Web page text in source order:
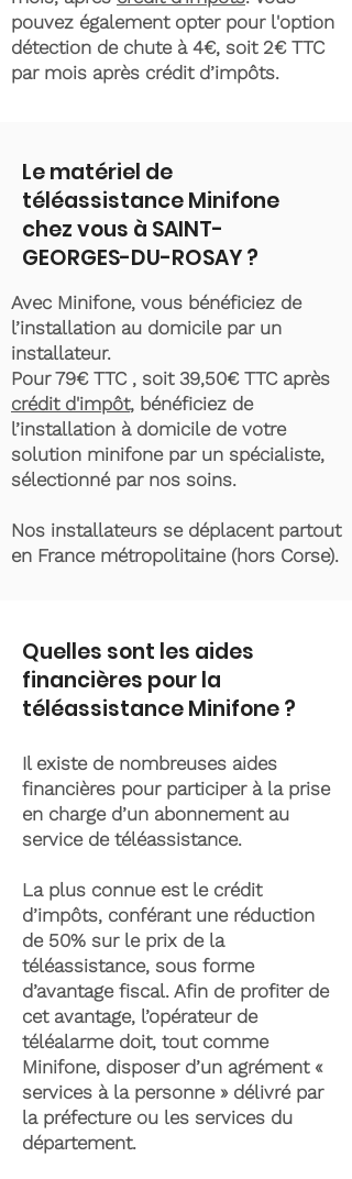
pouvez également opter pour l'option
détection de chute à 4€, soit 2€ TTC
par mois après crédit d’impôts.
Le matériel de
téléassistance Minifone
chez vous à SAINT-
GEORGES-DU-ROSAY ?
Avec Minifone, vous bénéficiez de
l’installation au domicile par un
installateur.
Pour 79€ TTC , soit 39,50€ TTC après
crédit d'impôt, bénéficiez de
l’installation à domicile de votre
solution minifone par un spécialiste,
sélectionné par nos soins.
Nos installateurs se déplacent partout
en France métropolitaine (hors Corse).
Quelles sont les aides
financières pour la
téléassistance Minifone ?
Il existe de nombreuses aides
financières pour participer à la prise
en charge d’un abonnement au
service de téléassistance.
La plus connue est le crédit
d’impôts, conférant une réduction
de 50% sur le prix de la
téléassistance, sous forme
d’avantage fiscal. Afin de profiter de
cet avantage, l’opérateur de
téléalarme doit, tout comme
Minifone, disposer d’un agrément «
services à la personne » délivré par
la préfecture ou les services du
département.